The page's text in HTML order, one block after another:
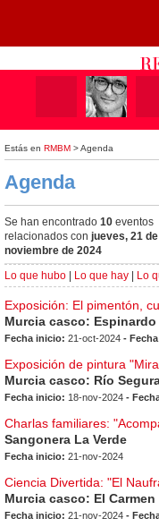
Estás en RMBM > Agenda
Agenda
Se han encontrado 10 eventos
relacionados con jueves, 21 de
noviembre de 2024
Lo que hubo
Lo que hay Lo
Exposición: El pimentón,
Murcia casco: Espinardo
Fecha inicio: 21-oct-2024 -
Exposición de pintura
Murcia casco: Río
Fecha inicio: 18-nov-2024 -
Charlas familiares:
Sangonera La Verde
Fecha inicio: 21-nov-2024
Ciencia Divertida: "El
Murcia casco: El Carmen
Fecha inicio: 21-nov-2024 -